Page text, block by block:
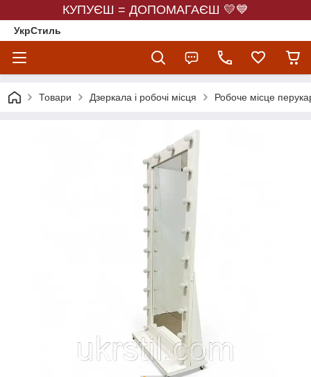
КУПУЄШ = ДОПОМАГАЄШ 💛💙
УкрСтиль
Товари Дзеркала і робочі місця Робоче місце